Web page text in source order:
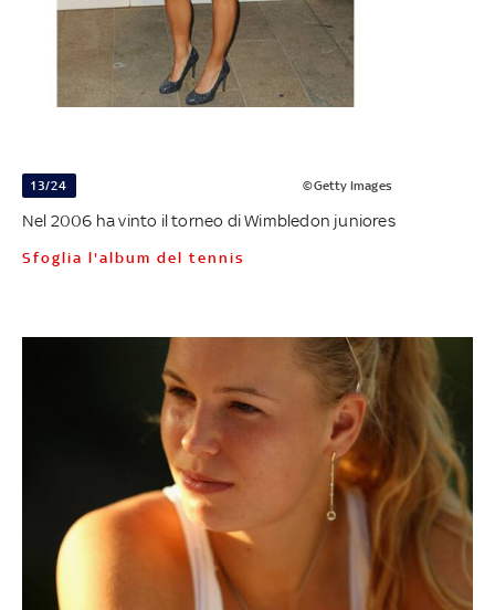
13/24 ©Getty Images
Nel 2006 ha vinto il torneo di Wimbledon juniores
Sfoglia l'album del tennis